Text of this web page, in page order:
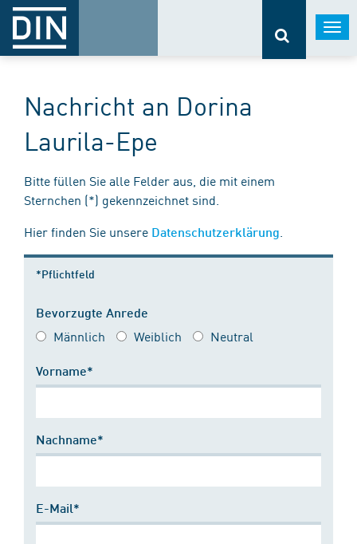
Nachricht an Dorina
Laurila-Epe
Bitte füllen Sie alle Felder aus, die mit einem
Sternchen (*) gekennzeichnet sind.
Hier finden Sie unsere Datenschutzerklärung
*Pflichtfeld
Bevorzugte Anrede
Männlich Weiblich Neutral
Vorname*
Nachname*
E-Mail*